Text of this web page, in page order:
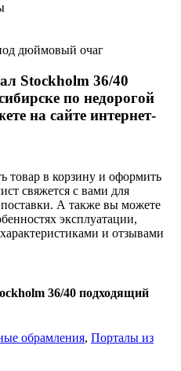
дюймовый очаг
Stockholm 36/40
по недорогой
на сайте интернет-
товар в корзину и оформить
свяжется с вами для
А также вы можете
эксплуатации,
и отзывами
36/40 подходящий
обрамления, Порталы из